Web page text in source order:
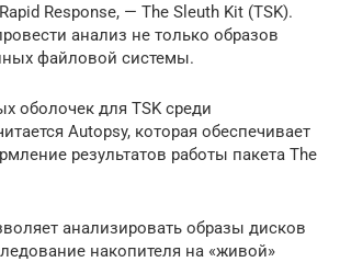
Response, — The Sleuth Kit (TSK).
анализ не только образов
файловой системы.
оболочек для TSK среди
Autopsy, которая обеспечивает
результатов работы пакета The
анализировать образы дисков
накопителя на «живой»